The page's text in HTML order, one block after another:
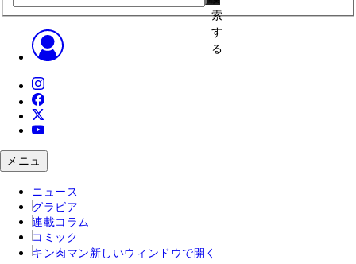
索
す
る
メニュ
ニュース
グラビア
連載コラム
コミック
キン肉マン 新しいウィンドウで開く